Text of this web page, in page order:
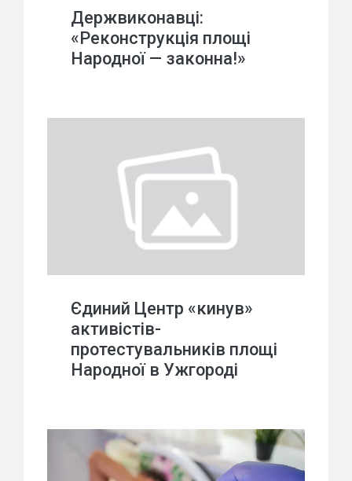
Держвиконавці:
«Реконструкція площі
Народної — законна!»
Єдиний Центр «кинув»
активістів-
протестувальників площі
Народної в Ужгороді